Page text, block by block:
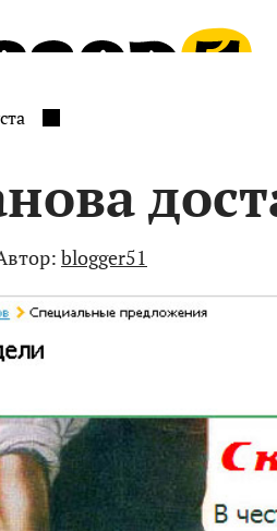
blogger51